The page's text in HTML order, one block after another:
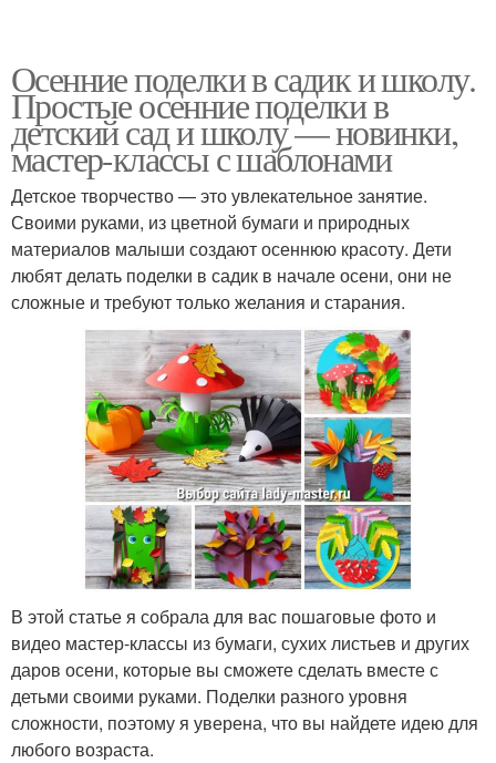
Осенние поделки в садик и школу.
Простые осенние поделки в
детский сад и школу — новинки,
мастер-классы с шаблонами
Детское творчество — это увлекательное занятие.
Своими руками, из цветной бумаги и природных
материалов малыши создают осеннюю красоту. Дети
любят делать поделки в садик в начале осени, они не
сложные и требуют только желания и старания.
В этой статье я собрала для вас пошаговые фото и
видео мастер-классы из бумаги, сухих листьев и других
даров осени, которые вы сможете сделать вместе с
детьми своими руками. Поделки разного уровня
сложности, поэтому я уверена, что вы найдете идею для
любого возраста.